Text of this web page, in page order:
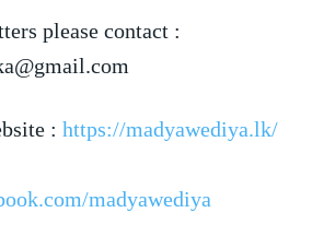
please contact :
: https://madyawediya.lk/
madyawediya